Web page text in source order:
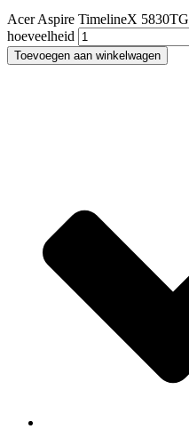
Acer Aspire TimelineX
hoeveelheid
Toevoegen aan winkelwagen